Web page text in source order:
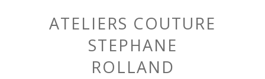
ATELIERS COUTURE
STEPHANE
ROLLAND